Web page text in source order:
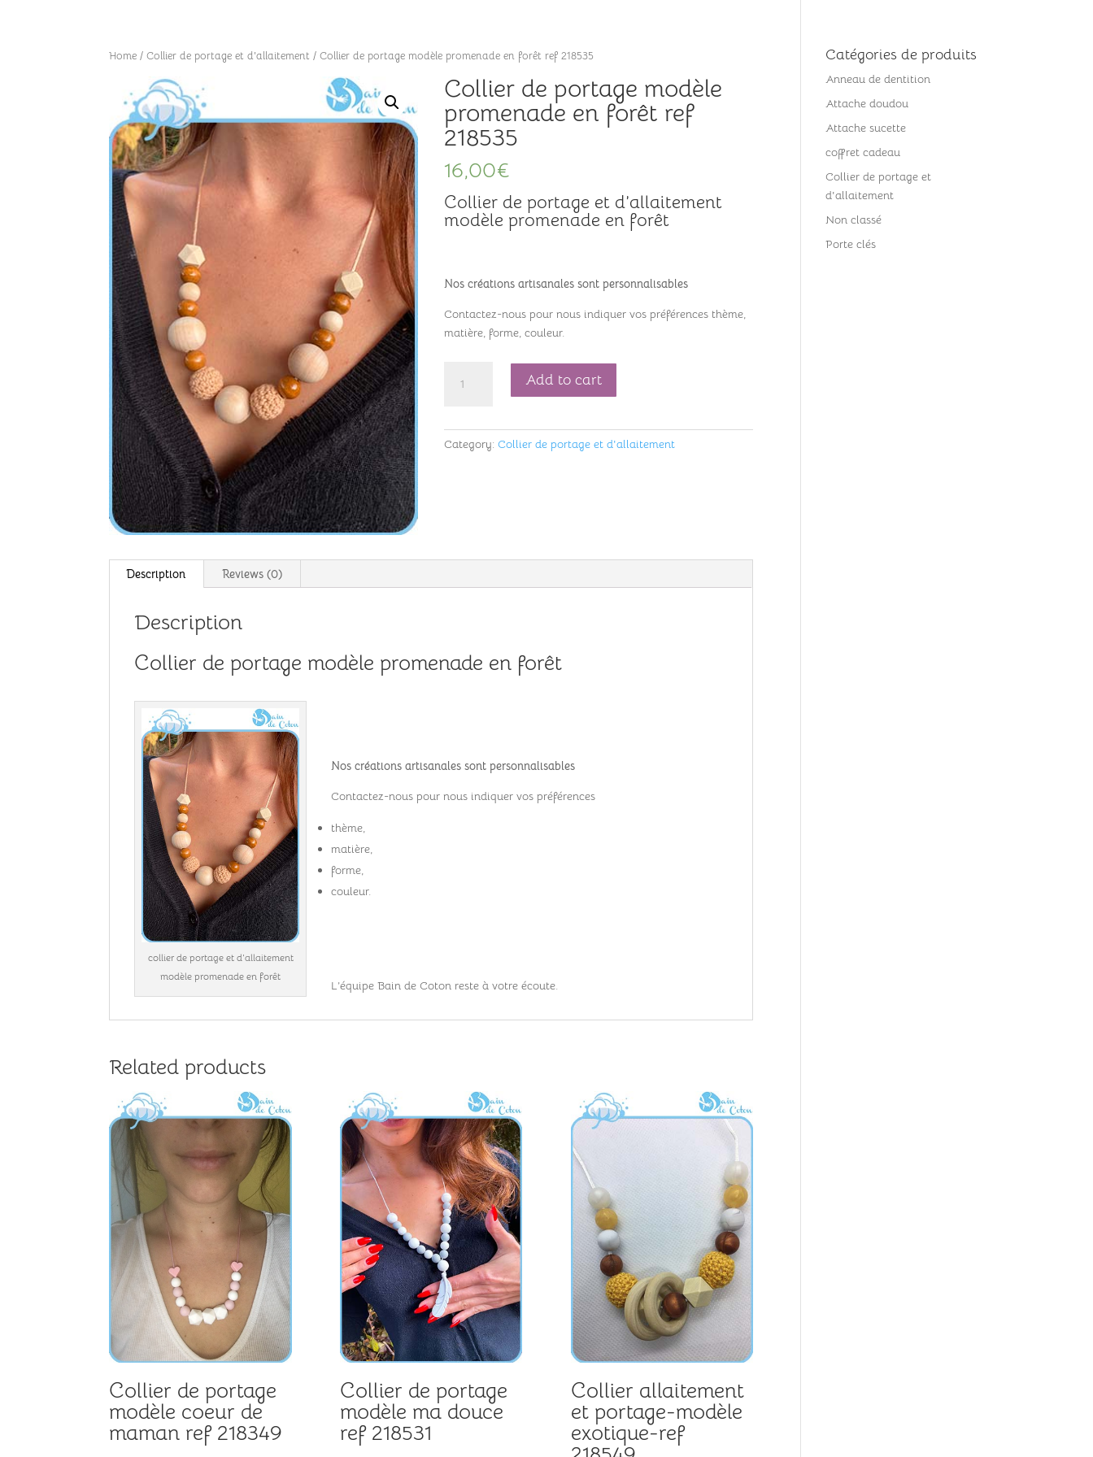
Home /Collier de portage et d'allaitement / Collier de portage modèle promenade en forêt ref 218535
Collier de portage modèle
promenade en forêt ref
218535
16,00€
Collier de portage et d’allaitement
modèle promenade en forêt
Nos créations artisanales sont personnalisables
Contactez-nous pour nous indiquer vos préférences thème,
matière, forme, couleur.
modèle
promenade
Add to cart
Category:Collier de portage et d'allaitement
Description Reviews (0)
Description
Collier de portage modèle promenade en forêt
collier de portage et d’allaitement
modèle promenade en forêt
Nos créations artisanales sont personnalisables
Contactez-nous pour nous indiquer vos préférences
thème,
matière,
forme,
couleur.
L’équipe Bain de Coton reste à votre écoute.
Related products
Collier de portage
modèle coeur de
maman ref 218349
Collier de portage
modèle ma douce
ref 218531
Collier allaitement
et portage-modèle
exotique-ref
Catégories de produits
Anneau de dentition
Attache doudou
Attache sucette
coffret cadeau
Collier de portage et
d'allaitement
Non classé
Porte clés